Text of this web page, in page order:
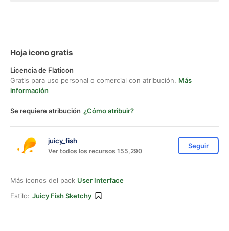
Hoja icono gratis
Licencia de Flaticon
Gratis para uso personal o comercial con atribución. Más
información
Se requiere atribución ¿Cómo atribuir?
juicy_fish
Ver todos los recursos 155,290
Seguir
Más iconos del pack User Interface
Estilo: Juicy Fish Sketchy